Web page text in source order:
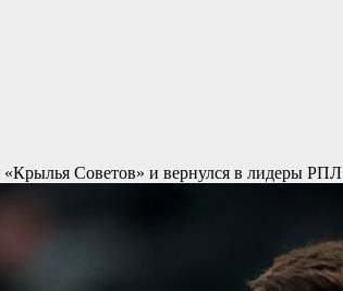
Советов» и вернулся в лидеры РПЛ